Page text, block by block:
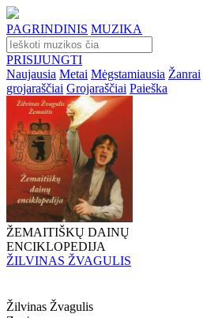
PAGRINDINIS MUZIKA
PRISIJUNGTI
Naujausia Metai Mėgstamiausia Žanrai
grojaraščiai Grojaraščiai Paieška
ŽEMAITIŠKŲ DAINŲ
ENCIKLOPEDIJA
ŽILVINAS ŽVAGULIS
Žilvinas Žvagulis